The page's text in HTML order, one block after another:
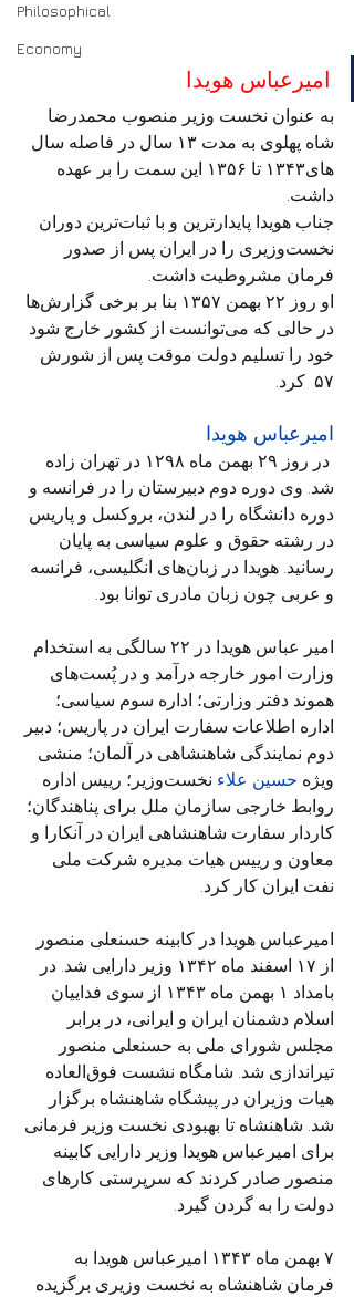
Philosophical
Economy
امیرعباس هویدا
به عنوان نخست وزیر منصوب محمدرضا
شاه پهلوی به مدت ۱۳ سال در فاصله سال
های۱۳۴۳ تا ۱۳۵۶ این سمت را بر عهده
داشت.
جناب هویدا پایدارترین و با ثبات‌ترین دوران
نخست‌وزیری را در ایران پس از صدور
فرمان مشروطیت داشت.
او روز ۲۲ بهمن ۱۳۵۷ بنا بر برخی گزارش‌ها
در حالی که می‌توانست از کشور خارج شود
خود را تسلیم دولت موقت پس از شورش
۵۷  کرد.
امیرعباس هویدا
در روز ۲۹ بهمن ماه ۱۲۹۸ در تهران زاده
شد. وی دوره دوم دبیرستان را در فرانسه و
دوره دانشگاه را در لندن، بروکسل و پاریس
در رشته حقوق و علوم سیاسی به پایان
رسانید. هویدا در زبان‌های انگلیسی، فرانسه
و عربی چون زبان مادری توانا بود.
امیر عباس هویدا در ۲۲ سالگی به استخدام
وزارت امور خارجه درآمد و در پُست‌های
هموند دفتر وزارتی؛ اداره سوم سیاسی؛
اداره اطلاعات سفارت ایران در پاریس؛ دبیر
دوم نمایندگی شاهنشاهی در آلمان؛ منشی
ویژه حسین علاء
نخست‌وزیر؛ رییس اداره
روابط خارجی سازمان ملل برای پناهندگان؛
کاردار سفارت شاهنشاهی ایران در آنکارا و
معاون و رییس هیات مدیره شرکت ملی
نفت ایران کار کرد.
امیرعباس هویدا در کابینه حسنعلی منصور
از ۱۷ اسفند ماه ۱۳۴۲ وزیر دارایی شد. در
بامداد ۱ بهمن ماه ۱۳۴۳ از سوی فداییان
اسلام دشمنان ایران و ایرانی، در برابر
مجلس شورای ملی به حسنعلی منصور
تیراندازی شد. شامگاه نشست فوق‌العاده
هیات وزیران در پیشگاه شاهنشاه برگزار
شد. شاهنشاه تا بهبودی نخست وزیر فرمانی
برای امیرعباس هویدا وزیر دارایی کابینه
منصور صادر کردند که سرپرستی کارهای
دولت را به گردن گیرد.
۷ بهمن ماه ۱۳۴۳ امیرعباس هویدا به
فرمان شاهنشاه به نخست وزیری برگزیده